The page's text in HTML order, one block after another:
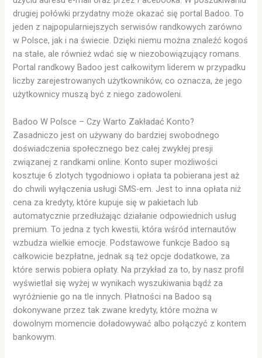
drugiej połówki przydatny może okazać się portal Badoo. To
jeden z najpopularniejszych serwisów randkowych zarówno
w Polsce, jak i na świecie. Dzięki niemu można znaleźć kogoś
na stałe, ale również wdać się w niezobowiązujący romans.
Portal randkowy Badoo jest całkowitym liderem w przypadku
liczby zarejestrowanych użytkowników, co oznacza, że jego
użytkownicy muszą być z niego zadowoleni.
Badoo W Polsce – Czy Warto Zakładać Konto?
Zasadniczo jest on używany do bardziej swobodnego
doświadczenia społecznego bez całej zwykłej presji
związanej z randkami online. Konto super możliwości
kosztuje 6 zlotych tygodniowo i opłata ta pobierana jest aż
do chwili wyłączenia usługi SMS-em. Jest to inna opłata niż
cena za kredyty, które kupuje się w pakietach lub
automatycznie przedłużając działanie odpowiednich usług
premium. To jedna z tych kwestii, która wśród internautów
wzbudza wielkie emocje. Podstawowe funkcje Badoo są
całkowicie bezpłatne, jednak są też opcje dodatkowe, za
które serwis pobiera opłaty. Na przykład za to, by nasz profil
wyświetlał się wyżej w wynikach wyszukiwania bądź za
wyróżnienie go na tle innych. Płatności na Badoo są
dokonywane przez tak zwane kredyty, które można w
dowolnym momencie doładowywać albo połączyć z kontem
bankowym.